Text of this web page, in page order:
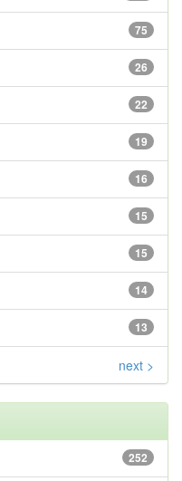
75
26
22
19
16
15
15
14
13
next >
252